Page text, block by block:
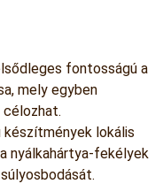
fontosságú a
mely egyben
lokális
nyálkahártya-fekélyek